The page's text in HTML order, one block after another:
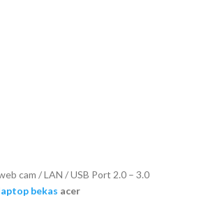
cam / LAN / USB Port 2.0 – 3.0
bekas acer